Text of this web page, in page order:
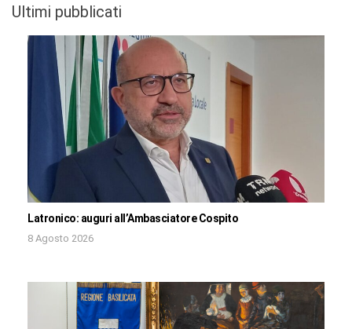
Ultimi pubblicati
Latronico: auguri all’Ambasciatore Cospito
8 Agosto 2026